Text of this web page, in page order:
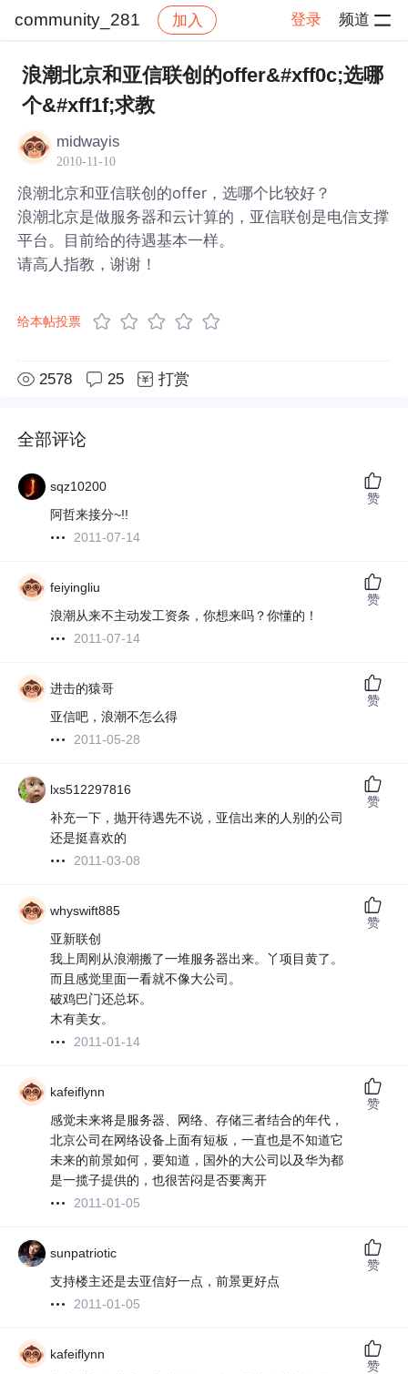
community_281 加入 登录 频道
社区 community_281 帖子详情
浪潮北京和亚信联创的offer&#xff0c;选哪
个&#xff1f;求教
midwayis
2010-11-10
浪潮北京和亚信联创的offer，选哪个比较好？
浪潮北京是做服务器和云计算的，亚信联创是电信支撑
平台。目前给的待遇基本一样。
请高人指教，谢谢！
给本帖投票
2578 25 打赏
全部评论
sqz10200
阿哲来接分~!!
2011-07-14
赞
feiyingliu
浪潮从来不主动发工资条，你想来吗？你懂的！
2011-07-14
赞
进击的猿哥
亚信吧，浪潮不怎么得
2011-05-28
赞
lxs512297816
补充一下，抛开待遇先不说，亚信出来的人别的公司
还是挺喜欢的
2011-03-08
赞
whyswift885
亚新联创
我上周刚从浪潮搬了一堆服务器出来。丫项目黄了。
而且感觉里面一看就不像大公司。
破鸡巴门还总坏。
木有美女。
2011-01-14
赞
kafeiflynn
感觉未来将是服务器、网络、存储三者结合的年代，
北京公司在网络设备上面有短板，一直也是不知道它
未来的前景如何，要知道，国外的大公司以及华为都
是一揽子提供的，也很苦闷是否要离开
2011-01-05
赞
sunpatriotic
支持楼主还是去亚信好一点，前景更好点
2011-01-05
赞
kafeiflynn
赞